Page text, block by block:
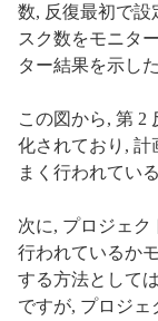
数, 反復最初で設
スク数をモニタ
ター結果を示し
この図から, 第 2
化されており, 計
まく行われてい
次に, プロジェ
行われているか
する方法として
ですが, プロジ